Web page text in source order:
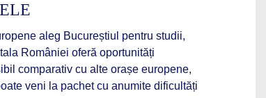
aleg Bucureștiul pentru studii,
României oferă oportunități
comparativ cu alte orașe europene,
veni la pachet cu anumite dificultăți